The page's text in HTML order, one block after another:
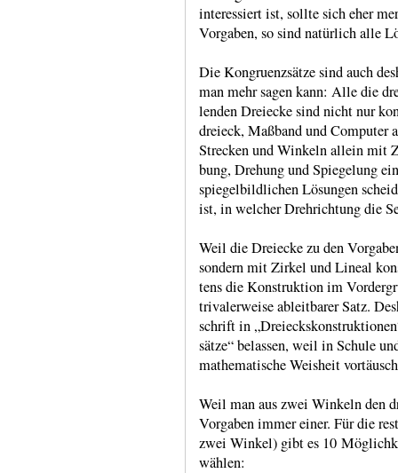
interes­siert ist, sollte sich eher
Vorgaben, so sind natür­lich alle
Die Kongruenz­sätze sind auch
man mehr sagen kann: Alle die
lenden Dreiecke sind nicht nur
dreieck, Maßband und Computer
Strecken und Winkeln allein mit
bung, Drehung und Spiege­lung
spiegel­bild­lichen Lösungen
ist, in welcher Dreh­rich­tung die
Weil die Dreiecke zu den
sondern mit Zirkel und Lineal
tens die Kon­struk­tion im
trivaler­weise ableit­barer Satz.
schrift in
sätze“ belassen, weil in Schule
mathe­matische Weisheit
Weil man aus zwei Winkeln den
Vor­gaben immer einer. Für die
zwei Winkel) gibt es 10
wählen: